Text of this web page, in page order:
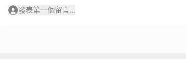
發表第一個留言...